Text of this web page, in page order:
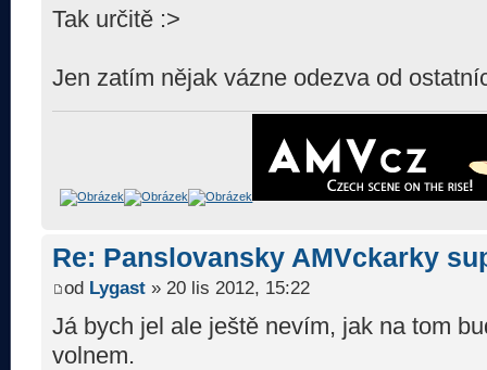
Tak určitě :>
Jen zatím nějak vázne odezva od
Re: Panslovansky AMVckarky
od Lygast » 20 lis 2012, 15:22
Já bych jel ale ještě nevím, jak na tom
volnem.